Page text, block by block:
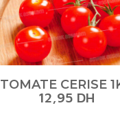
TOMATE CERISE
12,95 DH